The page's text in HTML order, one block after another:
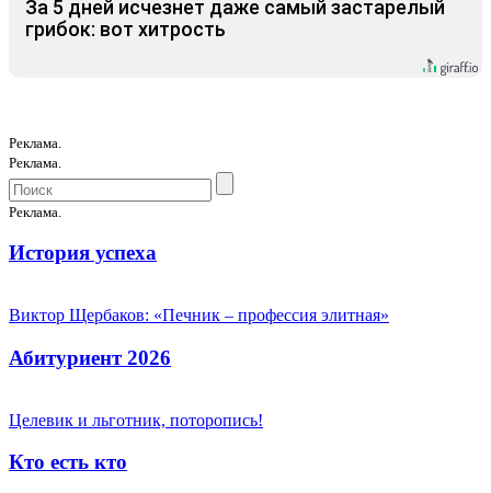
За 5 дней исчезнет даже самый застарелый
грибок: вот хитрость
Реклама.
Реклама.
Реклама.
История успеха
Виктор Щербаков: «Печник – профессия элитная»
Абитуриент 2026
Целевик и льготник, поторопись!
Кто есть кто